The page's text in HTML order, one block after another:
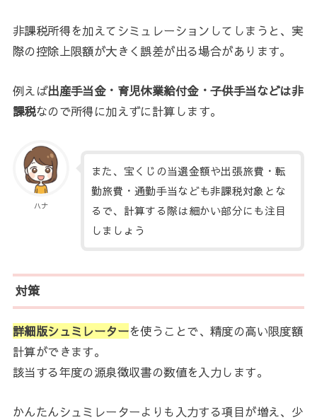
非課税所得を加えてシミュレーションしてしまうと、実
際の控除上限額が大きく誤差が出る場合があります。
例えば出産手当金・育児休業給付金・子供手当などは非
課税なので所得に加えずに計算します。
ハナ
また、宝くじの当選金額や出張旅費・転
勤旅費・通勤手当なども非課税対象とな
るで、計算する際は細かい部分にも注目
しましょう
対策
詳細版シュミレーターを使うことで、精度の高い限度額
計算ができます。
該当する年度の源泉徴収書の数値を入力します。
かんたんシュミレーターよりも入力する項目が増え、少